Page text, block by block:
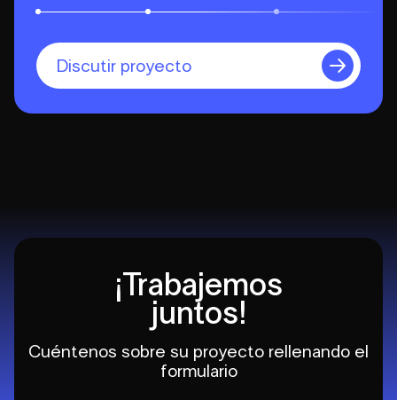
Discutir proyecto
¡Trabajemos
juntos!
Cuéntenos sobre su proyecto rellenando el
formulario